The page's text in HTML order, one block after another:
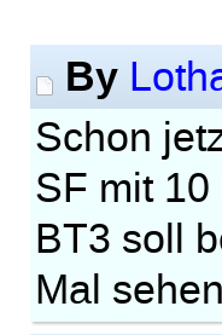
By
Schon
SF mit
BT3 soll
Mal